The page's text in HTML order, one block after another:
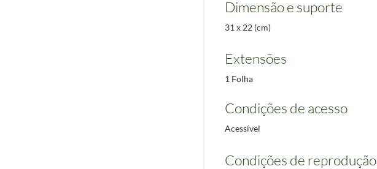
Dimensão e suporte
31 x 22 (cm)
Extensões
1 Folha
Condições de acesso
Acessível
Condições de reprodução